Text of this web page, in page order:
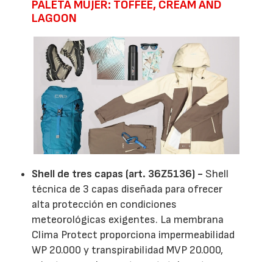
PALETA MUJER: TOFFEE, CREAM AND
LAGOON
Shell de tres capas (art. 36Z5136) - Shell
técnica de 3 capas diseñada para ofrecer
alta protección en condiciones
meteorológicas exigentes. La membrana
Clima Protect proporciona impermeabilidad
WP 20.000 y transpirabilidad MVP 20.000,